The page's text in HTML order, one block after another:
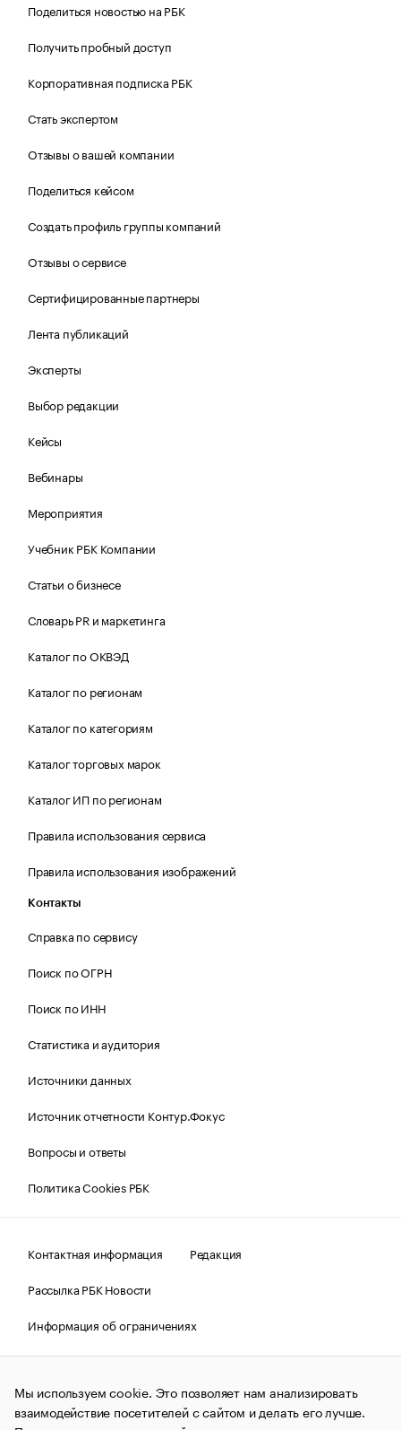
Поделиться новостью на РБК
Получить пробный доступ
Корпоративная подписка РБК
Стать экспертом
Отзывы о вашей компании
Поделиться кейсом
Создать профиль группы компаний
Отзывы о сервисе
Сертифицированные партнеры
Лента публикаций
Эксперты
Выбор редакции
Кейсы
Вебинары
Мероприятия
Учебник РБК Компании
Статьи о бизнесе
Словарь PR и маркетинга
Каталог по ОКВЭД
Каталог по регионам
Каталог по категориям
Каталог торговых марок
Каталог ИП по регионам
Правила использования сервиса
Правила использования изображений
Контакты
Справка по сервису
Поиск по ОГРН
Поиск по ИНН
Статистика и аудитория
Источники данных
Источник отчетности Контур.Фокус
Вопросы и ответы
Политика Cookies РБК
Контактная информация
Редакция
Рассылка РБК Новости
Информация об ограничениях
Правовая информация
О соблюдении авторских прав
© АО «РОСБИЗНЕСКОНСАЛТИНГ»,1995–2026.Сообщения
и материалы информационного агентства «РБК»
(зарегистрировано Федеральной службой по надзору в сфере
Мы используем cookie. Это позволяет нам анализировать
взаимодействие посетителей с сайтом и делать его лучше.